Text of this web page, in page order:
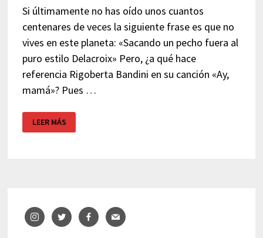
Si últimamente no has oído unos cuantos
centenares de veces la siguiente frase es que no
vives en este planeta: «Sacando un pecho fuera al
puro estilo Delacroix» Pero, ¿a qué hace
referencia Rigoberta Bandini en su canción «Ay,
mamá»? Pues …
DELACROIX,
RIGOBERTA
BANDINI,
LEER MÁS